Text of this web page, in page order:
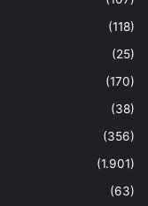
(118)
(25)
(170)
(38)
(356)
(1.901)
(63)